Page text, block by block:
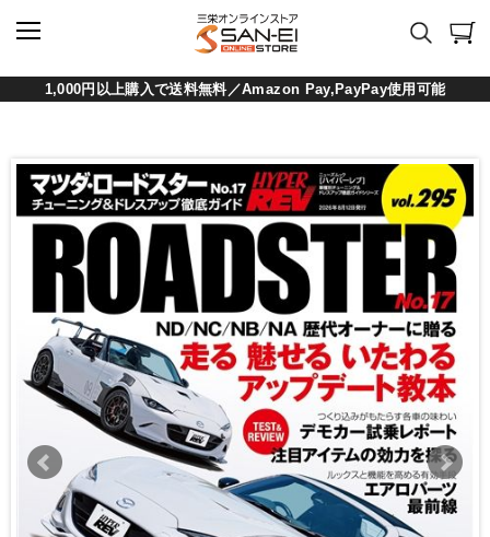
1,000円以上購入で送料無料／Amazon Pay,PayPay使用可能